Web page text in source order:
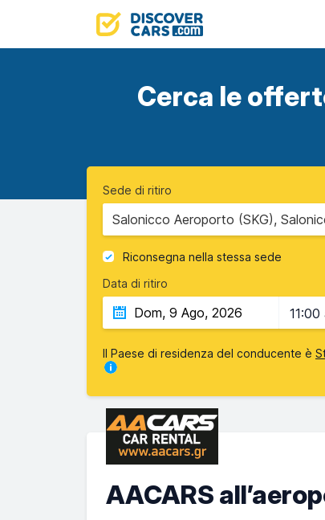
Cerca le
Sede di ritiro
Salonicco Aeroporto (SKG),
Riconsegna nella stessa sede
Data di ritiro
11:00
Il Paese di residenza del conducente è
AACARS